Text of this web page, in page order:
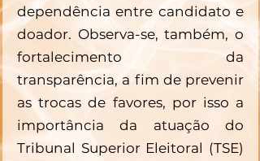
dependência entre candidato e
doador. Observa-se, também, o
fortalecimento da
transparência, a fim de prevenir
as trocas de favores, por isso a
importância da atuação do
Tribunal Superior Eleitoral (TSE)